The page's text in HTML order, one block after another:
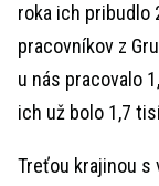
roka ich pribudlo
pracovníkov z
u nás pracovalo
ich už bolo 1,7
Treťou krajinou s